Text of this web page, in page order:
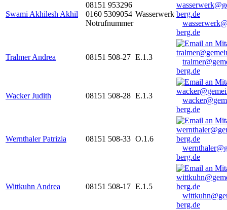
Swami Akhilesh Akhil
08151 953296
0160 5309054
Notrufnummer
Wasserwerk
berg.de
Tralmer Andrea 08151 508-27 E.1.3
berg.de
Wacker Judith 08151 508-28 E.1.3
berg.de
Wernthaler Patrizia 08151 508-33 O.1.6
berg.de
Wittkuhn Andrea 08151 508-17 E.1.5
berg.de